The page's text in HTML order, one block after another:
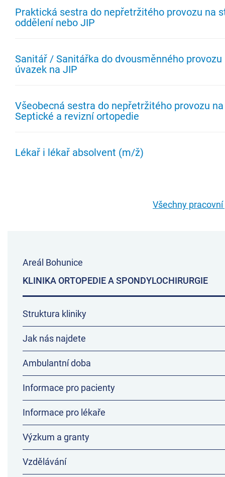
Praktická sestra do nepřetržitého provozu na
oddělení nebo JIP
Sanitář / Sanitářka do dvousměnného provozu
úvazek na JIP
Všeobecná sestra do nepřetržitého provozu
Septické a revizní ortopedie
Lékař i lékař absolvent (m/ž)
Všechny
Areál Bohunice
KLINIKA ORTOPEDIE A SPONDYLOCHIRURGIE
Struktura kliniky
Jak nás najdete
Ambulantní doba
Informace pro pacienty
Informace pro lékaře
Výzkum a granty
Vzdělávání